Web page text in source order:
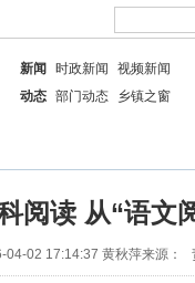
新闻 时政新闻
视频新闻
动态 部门动态 乡镇之窗
阅读 从“语文
04-02 17:14:37 黄秋萍来源：